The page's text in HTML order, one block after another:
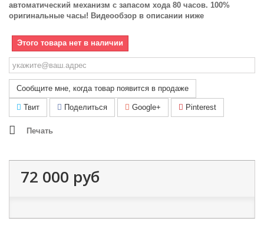
автоматический механизм с запасом хода 80 часов. 100%
оригинальные часы! Видеообзор в описании ниже
Этого товара нет в наличии
Сообщите мне, когда товар появится в продаже
Твит Поделиться Google+ Pinterest
Печать
72 000 руб